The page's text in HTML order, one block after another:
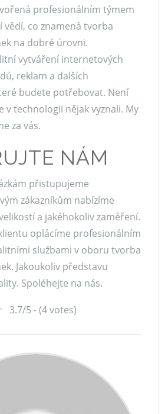
profesionálním týmem
co znamená tvorba
na dobré úrovni.
vytváření internetových
reklam a dalších
budete potřebovat. Není
v technologii nějak vyznali. My
za vás.
NÁM
přistupujeme
zákazníkům nabízíme
a jakéhokoliv zaměření.
oplácíme profesionálním
službami v oboru tvorba
. Jakoukoliv představu
Spoléhejte na nás.
3.7/5 - (4 votes)